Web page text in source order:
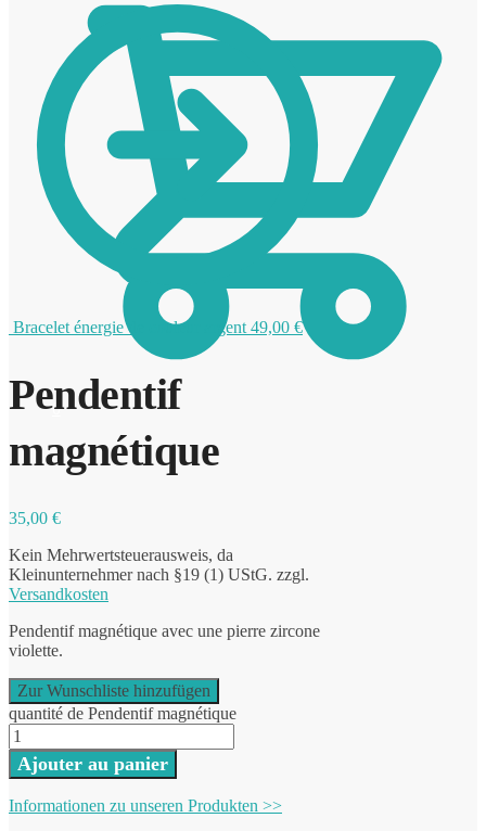
0
Bracelet énergie de couleur argent 49,00 €
Pendentif
magnétique
35,00 €
Kein Mehrwertsteuerausweis, da
Kleinunternehmer nach §19 (1) UStG. zzgl.
Versandkosten
Pendentif magnétique avec une pierre zircone
violette.
Zur Wunschliste hinzufügen
quantité de Pendentif magnétique
Ajouter au panier
Informationen zu unseren Produkten >>